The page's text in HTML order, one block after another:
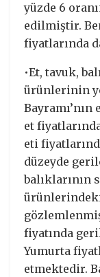
yüzde 6
edilmiştir.
fiyatlarında
•Et, tavuk,
ürünlerinin
Bayramı’nın
et
eti
düzeyde
balıklarının
ürünlerindeki
fiyatında
Yumurta
etmektedir.